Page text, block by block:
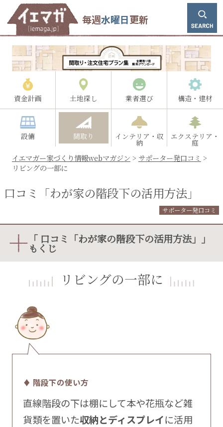
毎週水曜日更新
資金計画 土地探し 業者選び 構造・建材
設備 間取り インテリア・収
納
エクステリア・
庭
イエマガー家づくり情報webマガジン > サポーター発口コミ >
リビングの一部に
口コミ「わが家の階段下の活用方法」
サポーター発口コミ
「 口コミ「わが家の階段下の活用方法」」
もくじ
リビングの一部に
♦ 階段下の使い方
直線階段の下は棚にして本や花瓶など雑
貨類を置いた収納とディスプレイに活用